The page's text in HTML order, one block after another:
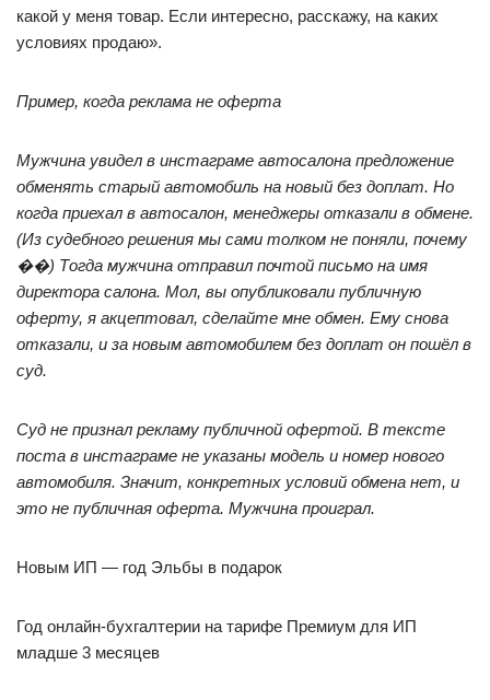
какой у меня товар. Если интересно, расскажу, на каких
условиях продаю».
Пример, когда реклама не оферта
Мужчина увидел в инстаграме автосалона предложение
обменять старый автомобиль на новый без доплат. Но
когда приехал в автосалон, менеджеры отказали в обмене.
(Из судебного решения мы сами толком не поняли, почему
��) Тогда мужчина отправил почтой письмо на имя
директора салона. Мол, вы опубликовали публичную
оферту, я акцептовал, сделайте мне обмен. Ему снова
отказали, и за новым автомобилем без доплат он пошёл в
суд.
Суд не признал рекламу публичной офертой. В тексте
поста в инстаграме не указаны модель и номер нового
автомобиля. Значит, конкретных условий обмена нет, и
это не публичная оферта. Мужчина проиграл.
Новым ИП — год Эльбы в подарок
Год онлайн-бухгалтерии на тарифе Премиум для ИП
младше 3 месяцев